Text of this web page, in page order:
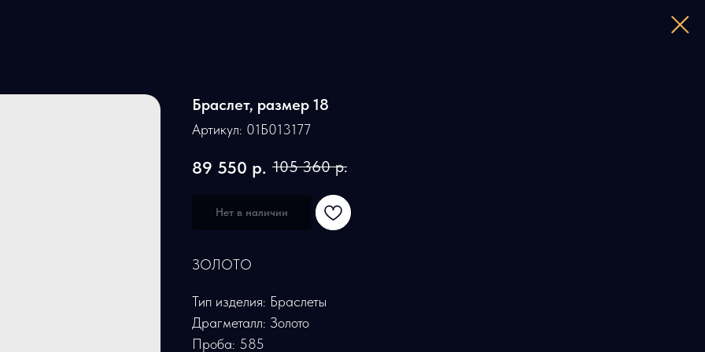
Браслет, размер 18
Артикул: 01Б013177
89 550 р. 105 360 р.
Нет в наличии
ЗОЛОТО
Тип изделия: Браслеты
Драгметалл: Золото
Проба: 585